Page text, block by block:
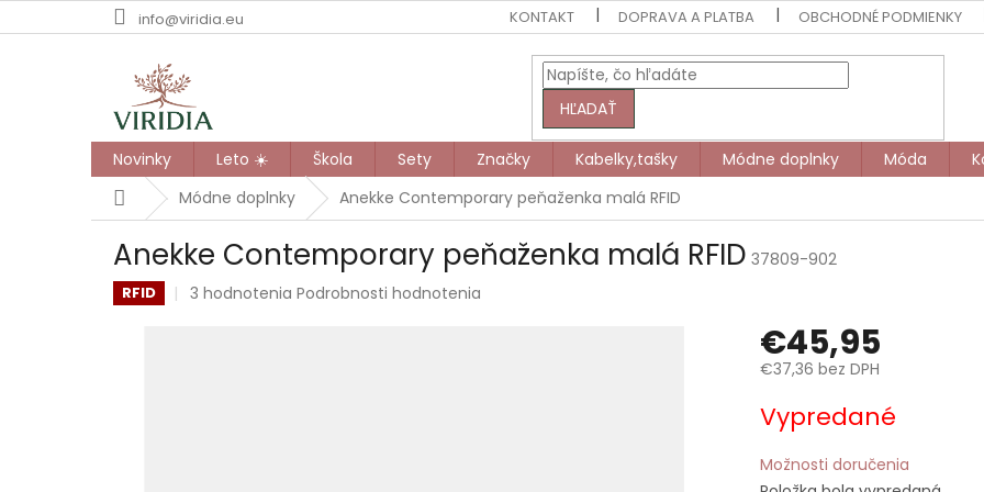
na
info@viridia.eu KONTAKT DOPRAVA A PLATBA OBCHODNÉ PODMIENKY
HĽADAŤ
Novinky Leto ☀️ Škola Sety Značky Kabelky,tašky Módne doplnky Móda
DomovMódne doplnky Anekke Contemporary peňaženka malá RFID
Anekke Contemporary peňaženka malá RFID 37809-902
RFID
Priemerné
3 hodnotenia Podrobnosti hodnotenia
€45,95
€37,36 bez DPH
cena:
Vypredané
Možnosti doručenia